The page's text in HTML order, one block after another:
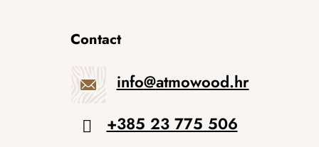
Contact
info@atmowood.hr
+385 23 775 506